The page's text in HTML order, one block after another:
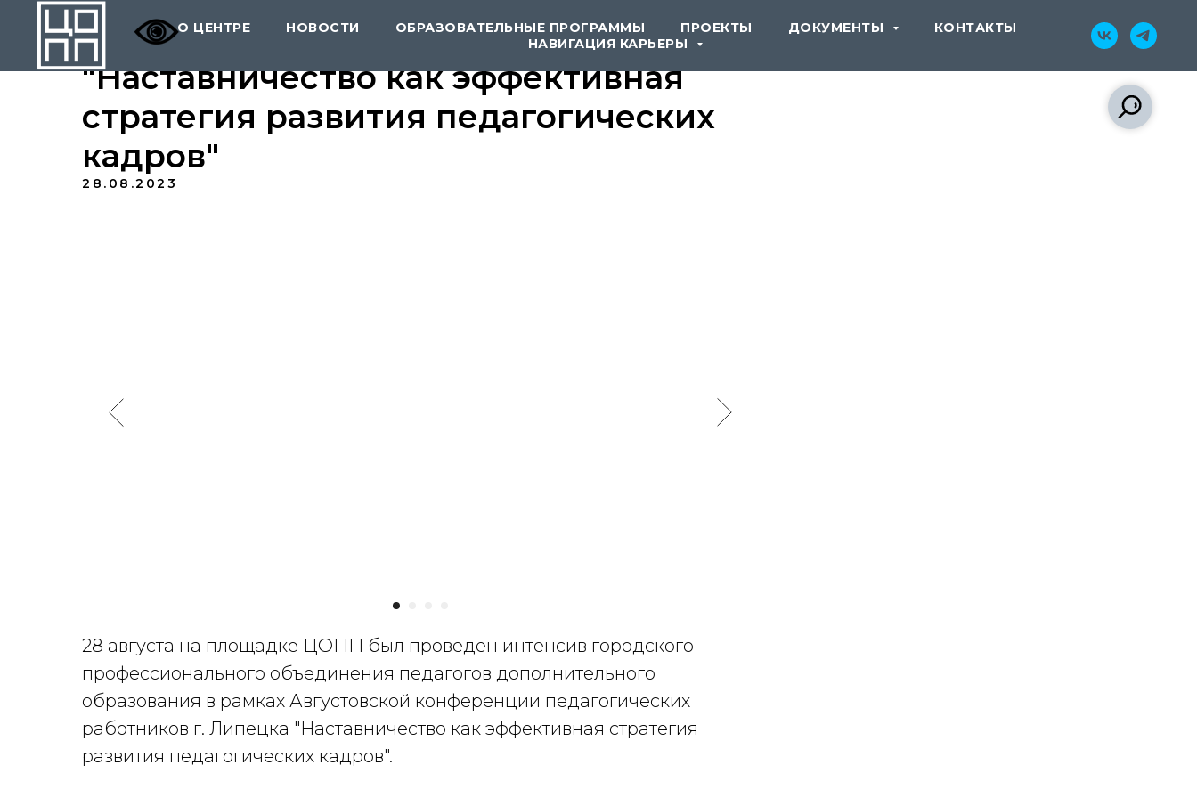
О ЦЕНТРЕ НОВОСТИ ОБРАЗОВАТЕЛЬНЫЕ ПРОГРАММЫ ПРОЕКТЫ ДОКУМЕНТЫ
КОНТАКТЫ
НАВИГАЦИЯ КАРЬЕРЫ
"Наставничество как эффективная
стратегия развития педагогических
кадров"
28.08.2023
28 августа на площадке ЦОПП был проведен интенсив городского
профессионального объединения педагогов дополнительного
образования в рамках Августовской конференции педагогических
работников г. Липецка "Наставничество как эффективная стратегия
развития педагогических кадров".